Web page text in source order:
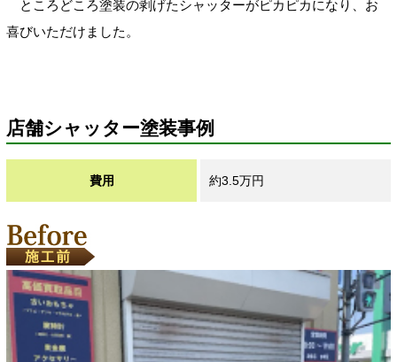
ところどころ塗装の剥げたシャッターがピカピカになり、お
喜びいただけました。
店舗シャッター塗装事例
費用 約3.5万円